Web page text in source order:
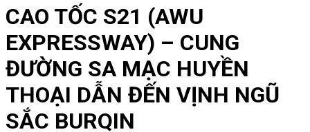
CAO TỐC S21 (AWU
EXPRESSWAY) – CUNG
ĐƯỜNG SA MẠC HUYỀN
THOẠI DẪN ĐẾN VỊNH NGŨ
SẮC BURQIN